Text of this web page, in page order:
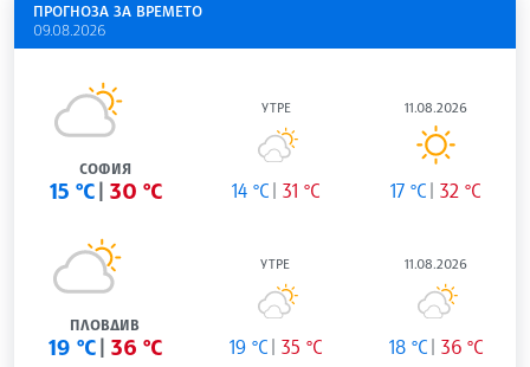
ПРОГНОЗА ЗА ВРЕМЕТО
09.08.2026
СОФИЯ
15 °C 30 °C
УТРЕ
14 °C 31 °C
11.08.2026
17 °C 32 °C
ПЛОВДИВ
19 °C 36 °C
УТРЕ
19 °C 35 °C
11.08.2026
18 °C 36 °C